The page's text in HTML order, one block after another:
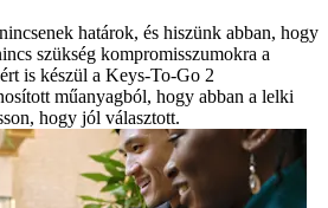
határok, és hiszünk abban, hogy
szükség kompromisszumokra a
is készül a Keys-To-Go 2
műanyagból, hogy abban a lelki
hogy jól választott.